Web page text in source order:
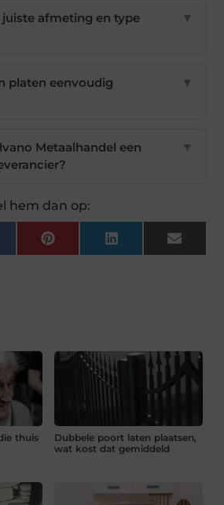
juiste afmeting en type
▼
platen eenvoudig
▼
Metaalhandel een
▼
hem dan op:
Pinterest LinkedIn Email
thuis
Dubbele poort laten plaatsen,
wat kost dat gemiddeld